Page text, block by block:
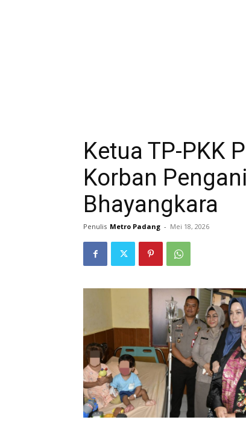
Ketua TP-PKK
Korban
Bhayangkara
Penulis Metro Padang - Mei 18, 2026